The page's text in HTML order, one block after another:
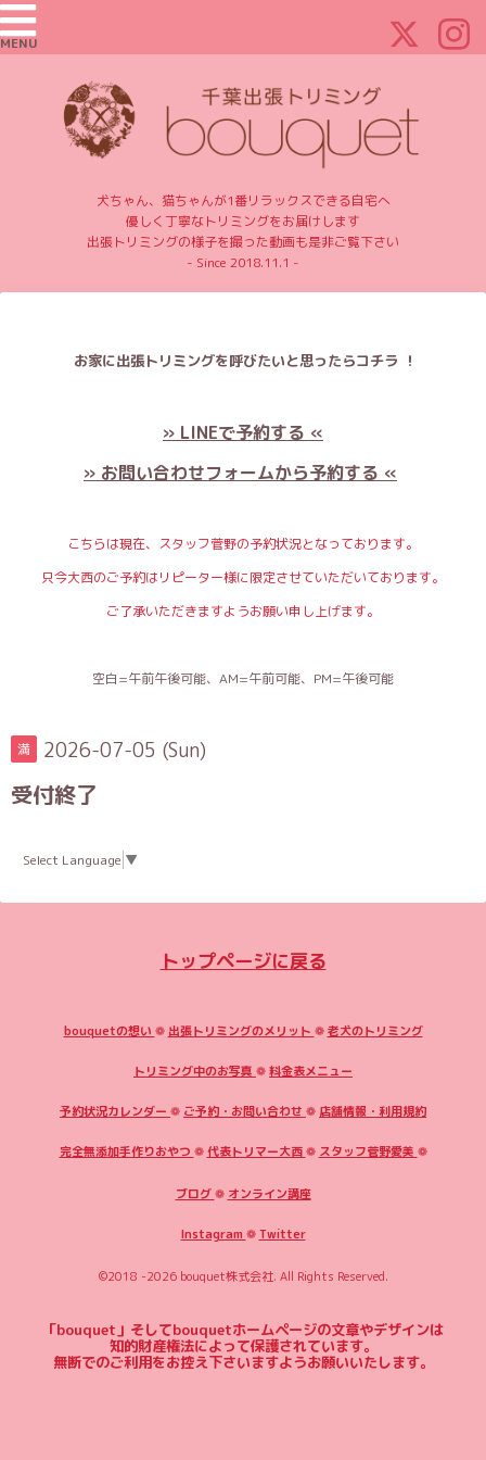
MENU
犬ちゃん、猫ちゃんが1番リラックスできる自宅へ
優しく丁寧なトリミングをお届けします
出張トリミングの様子を撮った動画も是非ご覧下さい
- Since 2018.11.1 -
お家に出張トリミングを呼びたいと思ったらコチラ ！
» LINEで予約する «
» お問い合わせフォームから予約する «
こちらは現在、スタッフ菅野の予約状況となっております。
只今大西のご予約はリピーター様に限定させていただいております。
ご了承いただきますようお願い申し上げます。
空白=午前午後可能、AM=午前可能、PM=午後可能
満 2026-07-05 (Sun)
受付終了
Select Language ▼
トップページに戻る
bouquetの想い ❁ 出張トリミングのメリット ❁老犬のトリミング
トリミング中のお写真 ❁料金表メニュー
予約状況カレンダー ❁ ご予約・お問い合わせ ❁ 店舗情報・利用規約
完全無添加手作りおやつ ❁代表トリマー大西❁ スタッフ菅野愛美 ❁
ブログ❁ オンライン講座
Instagram ❁Twitter
©2018 -2026 bouquet株式会社. All Rights Reserved.
「bouquet」そしてbouquetホームページの文章やデザインは
知的財産権法によって保護されています。
無断でのご利用をお控え下さいますようお願いいたします。